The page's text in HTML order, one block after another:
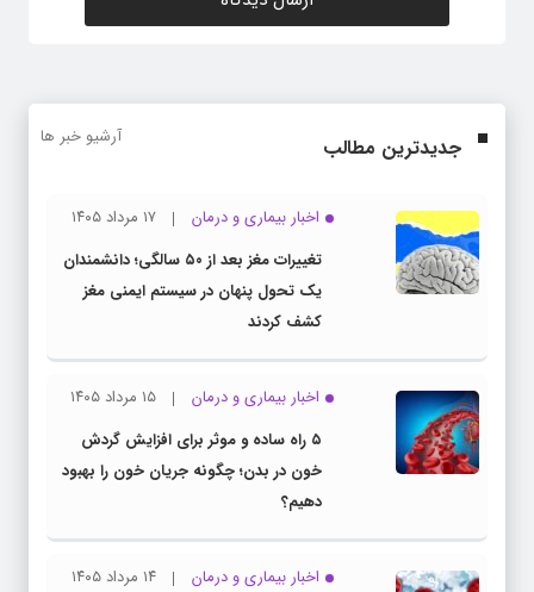
جدیدترین مطالب آرشیو خبر ها
اخبار بیماری و درمان
۱۷ مرداد ۱۴۰۵
تغییرات مغز بعد از ۵۰ سالگی؛ دانشمندان
یک تحول پنهان در سیستم ایمنی مغز
کشف کردند
اخبار بیماری و درمان
۱۵ مرداد ۱۴۰۵
۵ راه ساده و موثر برای افزایش گردش
خون در بدن؛ چگونه جریان خون را بهبود
دهیم؟
اخبار بیماری و درمان
۱۴ مرداد ۱۴۰۵